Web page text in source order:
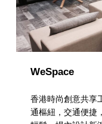
WeSpace
香港時尚創意共享
通樞紐，交通便捷